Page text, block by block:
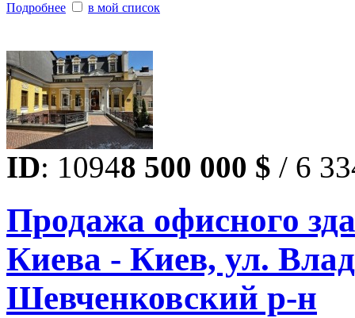
Подробнее в мой список
ID: 10948 500 000 $ / 6
Продажа офисного
Киева - Киев, ул.
Шевченковский р-н